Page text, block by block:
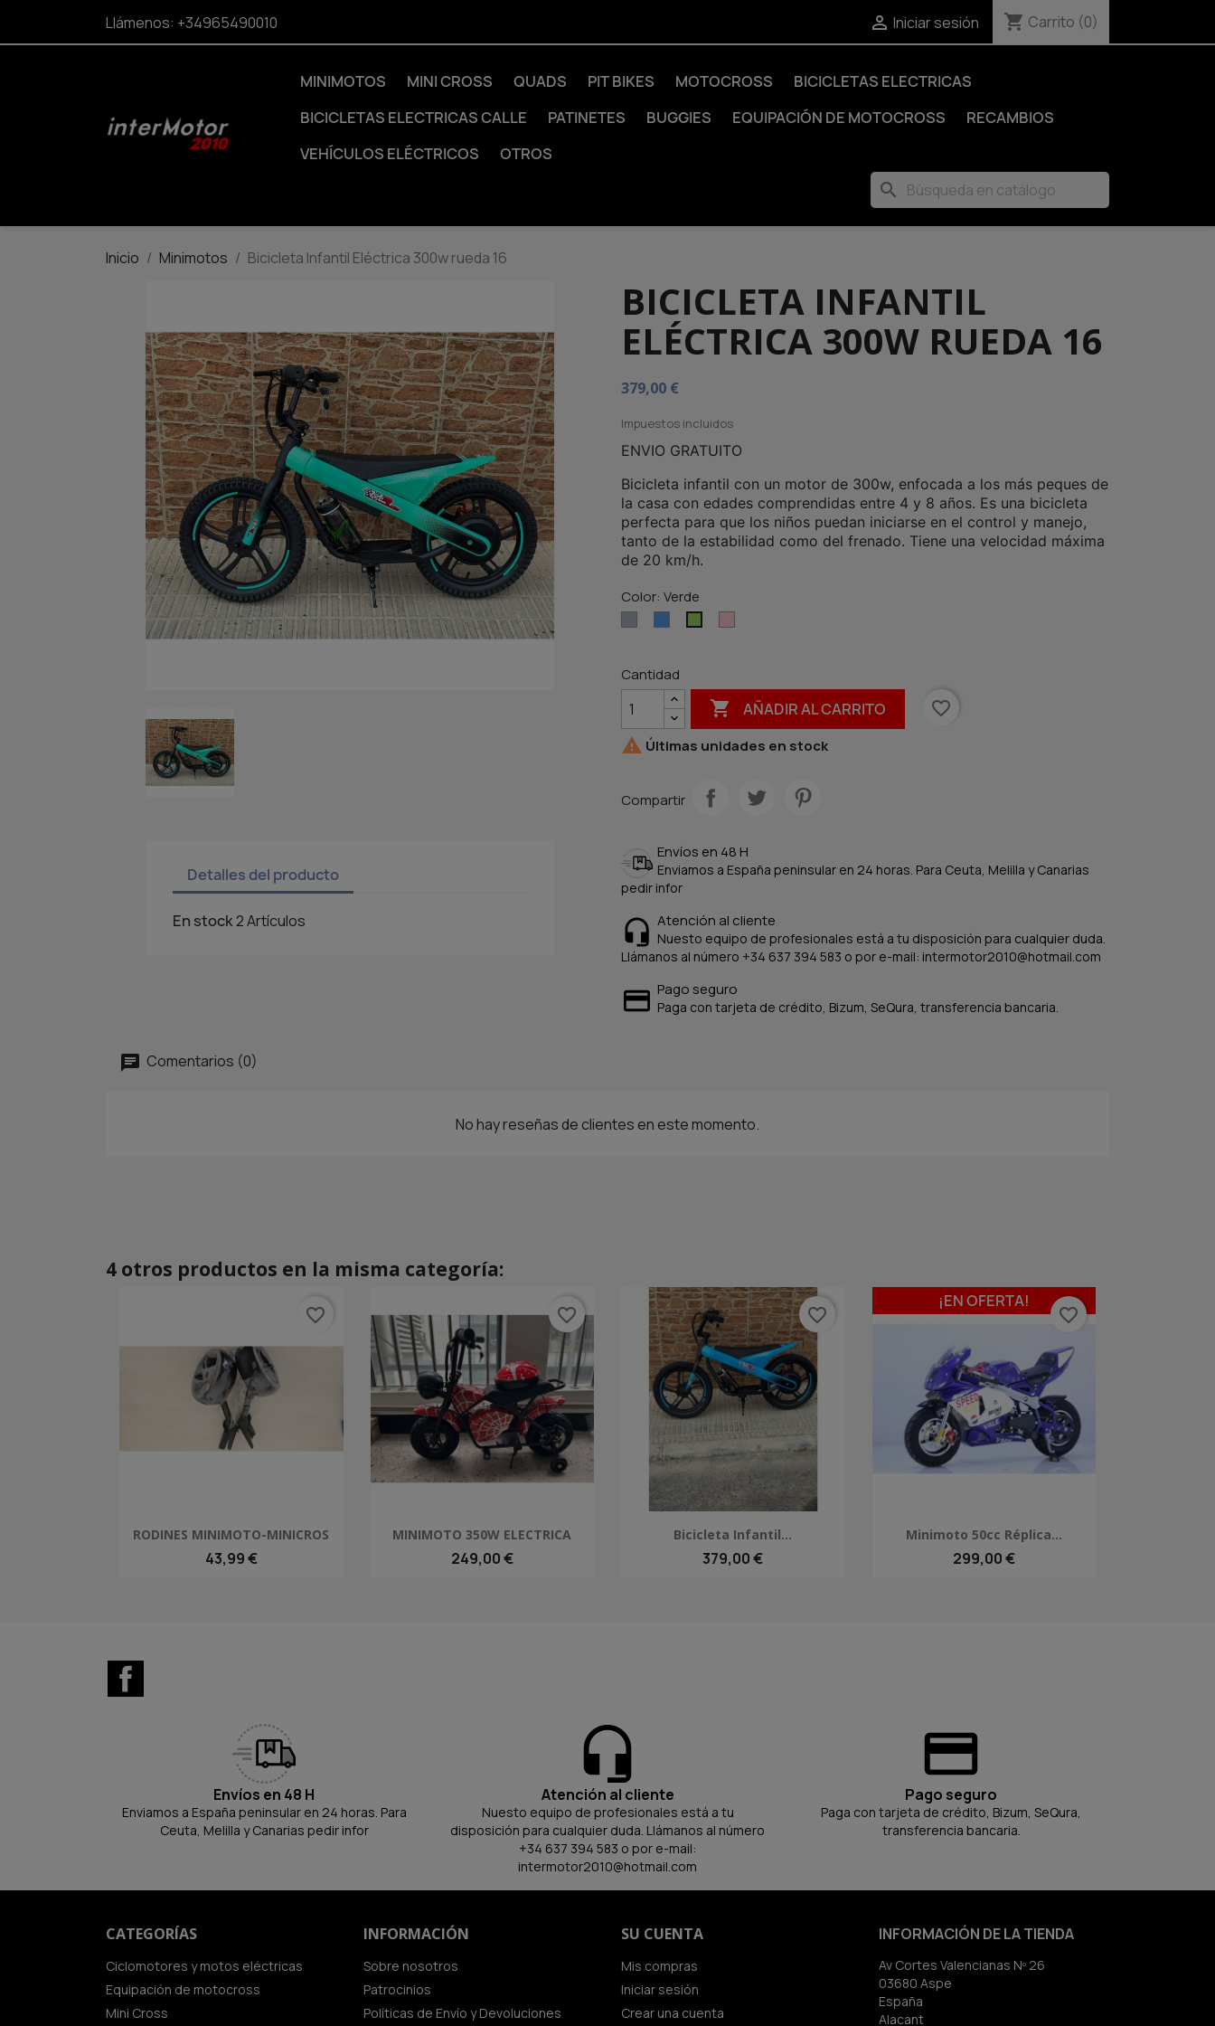
Llámenos: +34965490010  Iniciar sesión shopping_cart Carrito (0)
MINIMOTOS MINI CROSS QUADS PIT BIKES MOTOCROSS
BICICLETAS ELECTRICAS
BICICLETAS ELECTRICAS CALLE
PATINETES BUGGIES EQUIPACIÓN DE MOTOCROSS
RECAMBIOS
VEHÍCULOS ELÉCTRICOS
OTROS
search
Inicio Minimotos Bicicleta Infantil Eléctrica 300w rueda 16
Detalles del producto
En stock2 Artículos
BICICLETA INFANTIL
ELÉCTRICA 300W RUEDA 16
379,00 €
Impuestos incluidos
ENVIO GRATUITO
Bicicleta infantil con un motor de 300w, enfocada a los más peques de
la casa con edades comprendidas entre 4 y 8 años. Es una bicicleta
perfecta para que los niños puedan iniciarse en el control y manejo,
tanto de la estabilidad como del frenado. Tiene una velocidad máxima
de 20 km/h.
Color: Verde
Cantidad
 AÑADIR AL CARRITO
favorite_border
 Últimas unidades en stock
Compartir
Envíos en 48 H
Enviamos a España peninsular en 24 horas. Para Ceuta, Melilla y Canarias
pedir infor
Atención al cliente
Nuesto equipo de profesionales está a tu disposición para cualquier duda.
Llámanos al número +34 637 394 583 o por e-mail: intermotor2010@hotmail.com
Pago seguro
Paga con tarjeta de crédito, Bizum, SeQura, transferencia bancaria.
Comentarios (0)
No hay reseñas de clientes en este momento.
4 otros productos en la misma categoría:
Vista rápida
RODINES MINIMOTO-MINICROS
43,99 €
favorite_border
Vista rápida
MINIMOTO 350W ELECTRICA
249,00 €
favorite_border
Vista rápida
Bicicleta Infantil...
379,00 €
favorite_border
Vista rápida
Minimoto 50cc Réplica...
299,00 €
¡EN OFERTA!
favorite_border
Envíos en 48 H
Enviamos a España peninsular en 24 horas. Para
Ceuta, Melilla y Canarias pedir infor
Atención al cliente
Nuesto equipo de profesionales está a tu
disposición para cualquier duda. Llámanos al número
+34 637 394 583 o por e-mail:
intermotor2010@hotmail.com
Pago seguro
Paga con tarjeta de crédito, Bizum, SeQura,
transferencia bancaria.
CATEGORÍAS
Ciclomotores y motos eléctricas
Equipación de motocross
Mini Cross
INFORMACIÓN
Sobre nosotros
Patrocinios
Políticas de Envío y Devoluciones
SU CUENTA
Mis compras
Iniciar sesión
Crear una cuenta
INFORMACIÓN DE LA TIENDA
Av Cortes Valencianas Nº 26
03680 Aspe
España
Alacant